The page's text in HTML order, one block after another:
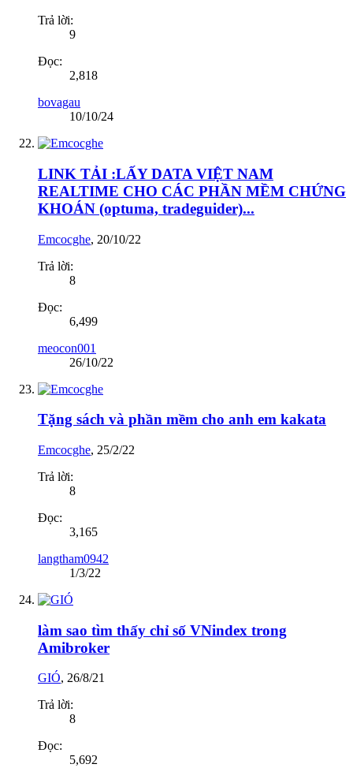
Trả lời:
9
Đọc:
2,818
bovagau
10/10/24
LINK TẢI :LẤY DATA VIỆT NAM
REALTIME CHO CÁC PHẦN MỀM CHỨNG
KHOÁN (optuma, tradeguider)...
Emcocghe, 20/10/22
Trả lời:
8
Đọc:
6,499
meocon001
26/10/22
Tặng sách và phần mềm cho anh em kakata
Emcocghe, 25/2/22
Trả lời:
8
Đọc:
3,165
langtham0942
1/3/22
làm sao tìm thấy chỉ số VNindex trong
Amibroker
GIÓ, 26/8/21
Trả lời:
8
Đọc:
5,692